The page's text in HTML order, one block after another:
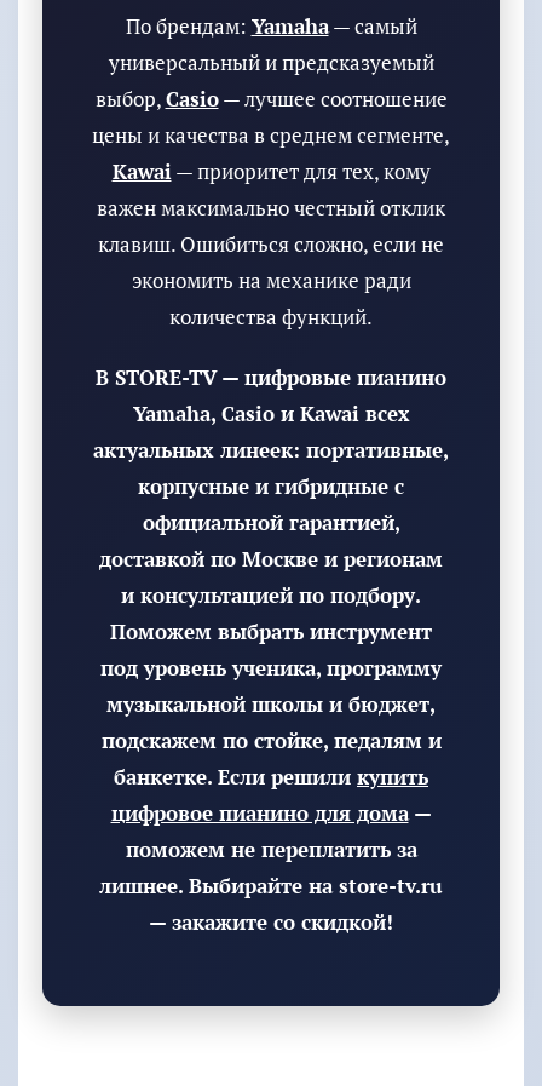
По брендам: Yamaha— самый
универсальный и предсказуемый
выбор,Casio— лучшее соотношение
цены и качества в среднем сегменте,
Kawai— приоритет для тех, кому
важен максимально честный отклик
клавиш. Ошибиться сложно, если не
экономить на механике ради
количества функций.
В STORE-TV — цифровые пианино
Yamaha, Casio и Kawai всех
актуальных линеек: портативные,
корпусные и гибридные с
официальной гарантией,
доставкой по Москве и регионам
и консультацией по подбору.
Поможем выбрать инструмент
под уровень ученика, программу
музыкальной школы и бюджет,
подскажем по стойке, педалям и
банкетке. Если решили купить
цифровое пианино для дома—
поможем не переплатить за
лишнее. Выбирайте на store-tv.ru
— закажите со скидкой!